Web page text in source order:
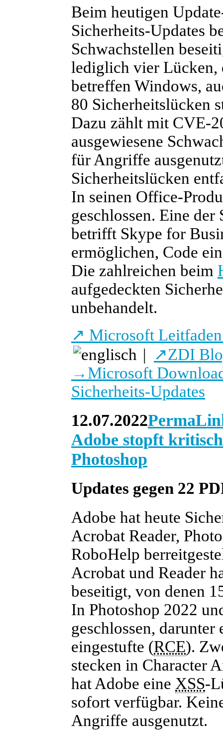
Beim heutigen
Sicherheits-Updates
Schwachstellen
lediglich vier
betreffen Windows,
80 Sicherheitslücken
Dazu zählt mit CVE-
ausgewiesene
für Angriffe
Sicherheitslücken
In seinen Office-
geschlossen. Eine
betrifft Skype for
ermöglichen, Code
Die zahlreichen beim
aufgedeckten
unbehandelt.
↗ Microsoft
| ↗ZDI
→Microsoft
Sicherheits-Updates
12.07.2022
Adobe stopft
Photoshop
Updates gegen 22
Adobe hat heute
Acrobat Reader,
RoboHelp
Acrobat und Reader
beseitigt, von denen
In Photoshop 2022
geschlossen,
eingestufte (RCE).
stecken in Character
hat Adobe eine XSS-
sofort verfügbar.
Angriffe ausgenutzt.